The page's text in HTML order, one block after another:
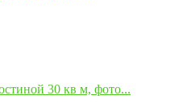
30 кв м, фото...